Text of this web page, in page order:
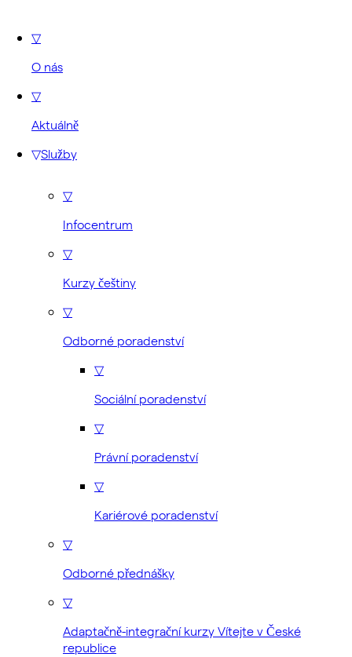
▽
O nás
▽
Aktuálně
▽Služby
▽
Infocentrum
▽
Kurzy češtiny
▽
Odborné poradenství
▽
Sociální poradenství
▽
Právní poradenství
▽
Kariérové poradenství
▽
Odborné přednášky
▽
Adaptačně-integrační kurzy Vítejte v České
republice